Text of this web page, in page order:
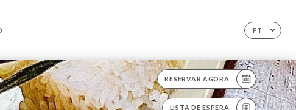
PT
RESERVAR AGORA
LISTA DE ESPERA